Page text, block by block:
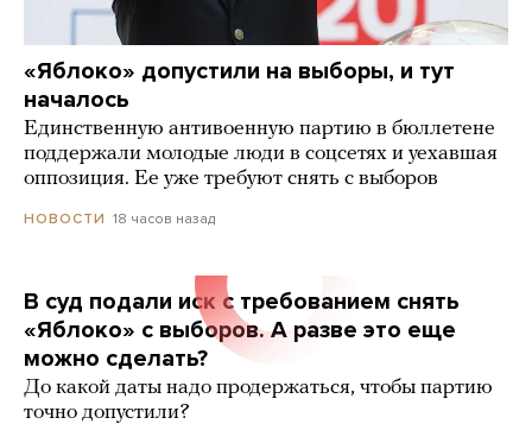
«Яблоко» допустили на выборы, и тут
началось
Единственную антивоенную партию в бюллетене
поддержали молодые люди в соцсетях и уехавшая
оппозиция. Ее уже требуют снять с выборов
НОВОСТИ 18 часов назад
В суд подали иск с требованием снять
«Яблоко» с выборов. А разве это еще
можно сделать?
До какой даты надо продержаться, чтобы партию
точно допустили?